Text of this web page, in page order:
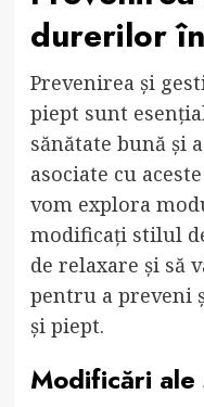
durerilor
Prevenirea și
piept sunt
sănătate bună și
asociate cu
vom explora
modificați stilul
de relaxare și să
pentru a preveni
și piept.
Modificări ale